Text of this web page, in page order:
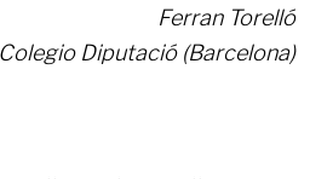
Ferran Torelló
Colegio Diputació (Barcelona)